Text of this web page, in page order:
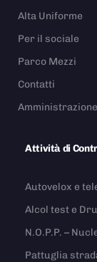
Alta Uniforme
Per il sociale
Parco Mezzi
Contatti
Attività di
Autovelox e
Alcol test e
N.O.P.P. –
Pattuglia